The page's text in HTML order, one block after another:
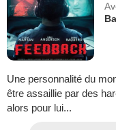
Une personnalité du
être assaillie par des
alors pour lui...